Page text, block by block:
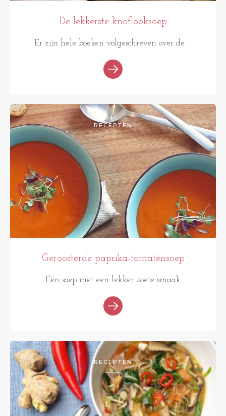
De lekkerste knoflooksoep
Er zijn hele boeken volgeschreven over de ...
RECEPTEN
Geroosterde paprika-tomatensoep
Een soep met een lekker zoete smaak
RECEPTEN